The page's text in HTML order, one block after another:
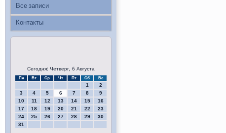
Все записи
Контакты
Сегодня: Четверг, 6 Августа
Пн Вт Ср Чт Пт Сб Вс
1
2
3
4 5 6 7 8
9
10
11 12 13 14 15
16
17
18 19 20 21 22
23
24
25 26 27 28 29
30
31